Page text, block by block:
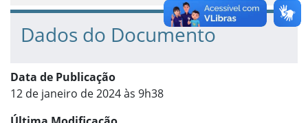
Dados do Documento
Data de Publicação
12 de janeiro de 2024 às 9h38